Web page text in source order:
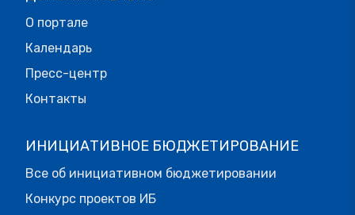
О портале
Календарь
Пресс-центр
Контакты
ИНИЦИАТИВНОЕ БЮДЖЕТИРОВАНИЕ
Все об инициативном бюджетировании
Конкурс проектов ИБ